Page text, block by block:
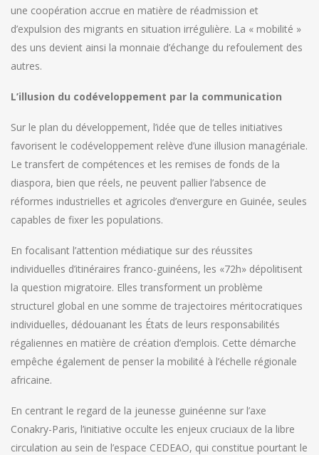
une coopération accrue en matière de réadmission et
d’expulsion des migrants en situation irrégulière. La « mobilité »
des uns devient ainsi la monnaie d’échange du refoulement des
autres.
L’illusion du codéveloppement par la communication
Sur le plan du développement, l’idée que de telles initiatives
favorisent le codéveloppement relève d’une illusion managériale.
Le transfert de compétences et les remises de fonds de la
diaspora, bien que réels, ne peuvent pallier l’absence de
réformes industrielles et agricoles d’envergure en Guinée, seules
capables de fixer les populations.
En focalisant l’attention médiatique sur des réussites
individuelles d’itinéraires franco-guinéens, les «72h» dépolitisent
la question migratoire. Elles transforment un problème
structurel global en une somme de trajectoires méritocratiques
individuelles, dédouanant les États de leurs responsabilités
régaliennes en matière de création d’emplois. Cette démarche
empêche également de penser la mobilité à l’échelle régionale
africaine.
En centrant le regard de la jeunesse guinéenne sur l’axe
Conakry-Paris, l’initiative occulte les enjeux cruciaux de la libre
circulation au sein de l’espace CEDEAO, qui constitue pourtant le